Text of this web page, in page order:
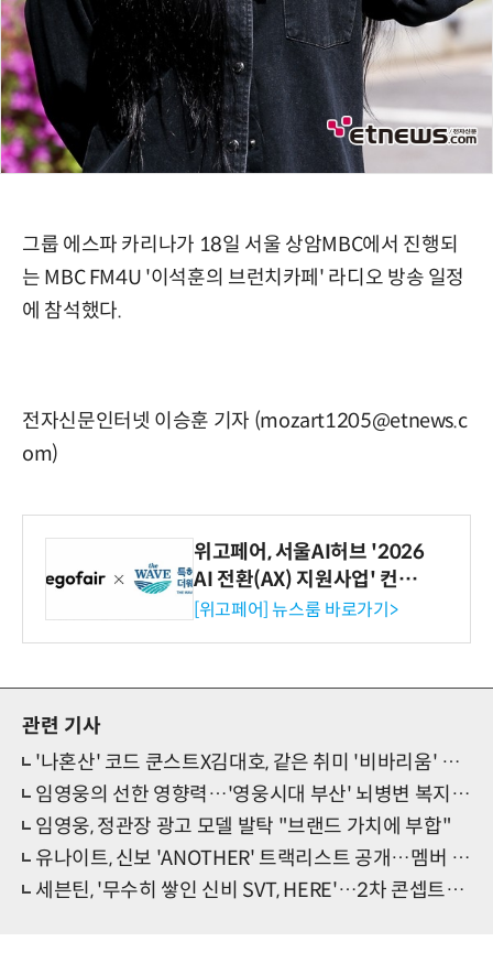
그룹 에스파 카리나가 18일 서울 상암MBC에서 진행되
는 MBC FM4U '이석훈의 브런치카페' 라디오 방송 일정
에 참석했다.
전자신문인터넷 이승훈 기자 (mozart1205@etnews.c
om)
위고페어, 서울AI허브 '2026
AI 전환(AX) 지원사업' 컨소
시엄 선정
[위고페어] 뉴스룸 바로가기>
관련 기사
'나혼산' 코드 쿤스트X김대호, 같은 취미 '비바리움' 대동단결
임영웅의 선한 영향력…'영웅시대 부산' 뇌병변 복지관 축구단에 생수 기증
임영웅, 정관장 광고 모델 발탁 "브랜드 가치에 부합"
유나이트, 신보 'ANOTHER' 트랙리스트 공개…멤버 스티브·DEY·경문 작업참여
세븐틴, '무수히 쌓인 신비 SVT, HERE'…2차 콘셉트컷 공개